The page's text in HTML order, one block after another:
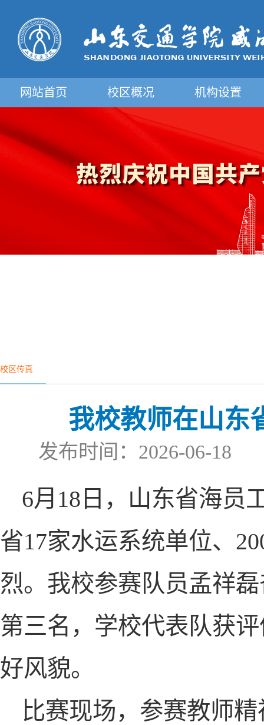
网站首页 校区概况 机构设置
校区传真
我校教师在山东
发布时间：2026-06-
6月18日，山东省海员
省17家水运系统单位、
烈。我校参赛队员孟祥
第三名，学校代表队获
好风貌。
比赛现场，参赛教师